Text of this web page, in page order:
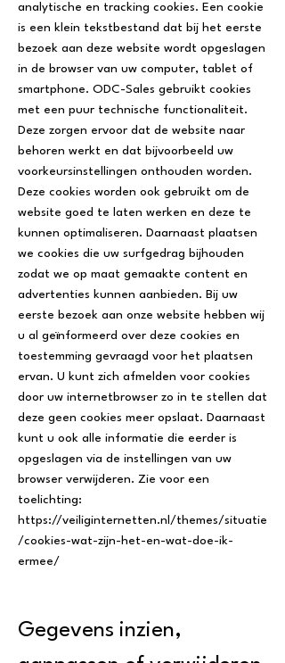
analytische en tracking cookies. Een cookie
is een klein tekstbestand dat bij het eerste
bezoek aan deze website wordt opgeslagen
in de browser van uw computer, tablet of
smartphone. ODC-Sales gebruikt cookies
met een puur technische functionaliteit.
Deze zorgen ervoor dat de website naar
behoren werkt en dat bijvoorbeeld uw
voorkeursinstellingen onthouden worden.
Deze cookies worden ook gebruikt om de
website goed te laten werken en deze te
kunnen optimaliseren. Daarnaast plaatsen
we cookies die uw surfgedrag bijhouden
zodat we op maat gemaakte content en
advertenties kunnen aanbieden. Bij uw
eerste bezoek aan onze website hebben wij
u al geïnformeerd over deze cookies en
toestemming gevraagd voor het plaatsen
ervan. U kunt zich afmelden voor cookies
door uw internetbrowser zo in te stellen dat
deze geen cookies meer opslaat. Daarnaast
kunt u ook alle informatie die eerder is
opgeslagen via de instellingen van uw
browser verwijderen. Zie voor een
toelichting:
https://veiliginternetten.nl/themes/situatie
/cookies-wat-zijn-het-en-wat-doe-ik-
ermee/
Gegevens inzien,